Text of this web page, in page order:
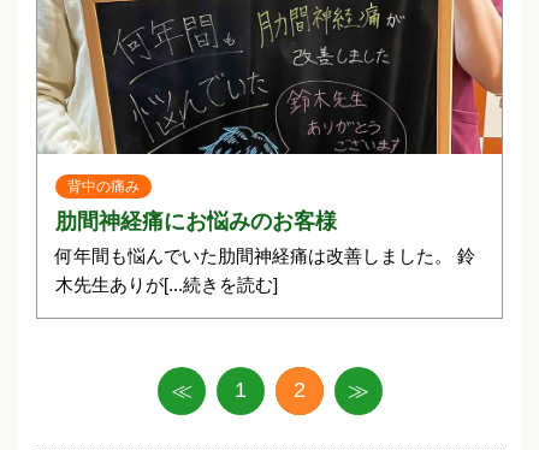
背中の痛み
肋間神経痛にお悩みのお客様
何年間も悩んでいた肋間神経痛は改善しました。 鈴
木先生ありが[...続きを読む]
≪ 1 2 ≫